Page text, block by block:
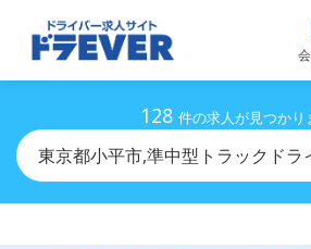
128 件の求人が見つかり
東京都小平市,準中型トラックド